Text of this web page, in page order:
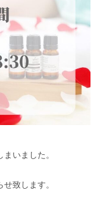
いました。
致します。